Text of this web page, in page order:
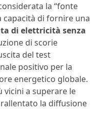
la “fonte
capacità di fornire una
di elettricità senza
di scorie
del test
positivo per la
energetico globale.
vicini a superare le
la diffusione